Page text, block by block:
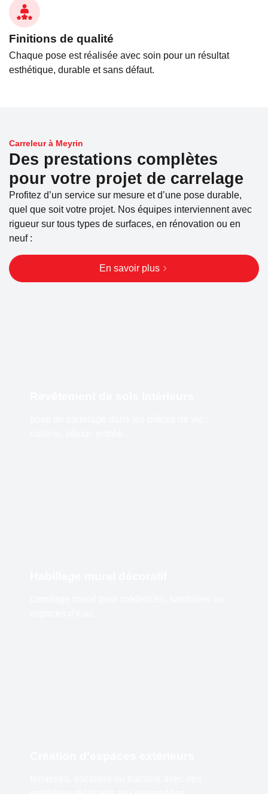
Finitions de qualité
Chaque pose est réalisée avec soin pour un résultat
esthétique, durable et sans défaut.
Carreleur à Meyrin
Des prestations complètes
pour votre projet de carrelage
Profitez d’un service sur mesure et d’une pose durable,
quel que soit votre projet. Nos équipes interviennent avec
rigueur sur tous types de surfaces, en rénovation ou en
neuf :
En savoir plus